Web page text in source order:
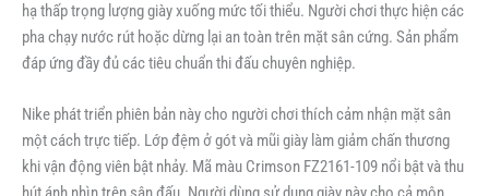
hạ thấp trọng lượng giày xuống mức tối thiểu. Người chơi thực hiện các
pha chạy nước rút hoặc dừng lại an toàn trên mặt sân cứng. Sản phẩm
đáp ứng đầy đủ các tiêu chuẩn thi đấu chuyên nghiệp.
Nike phát triển phiên bản này cho người chơi thích cảm nhận mặt sân
một cách trực tiếp. Lớp đệm ở gót và mũi giày làm giảm chấn thương
khi vận động viên bật nhảy. Mã màu Crimson FZ2161-109 nổi bật và thu